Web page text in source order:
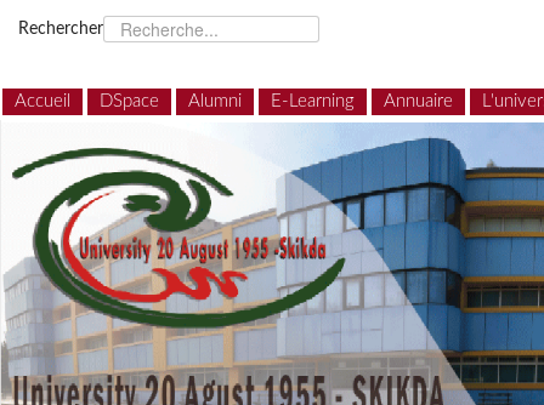
Rechercher
Accueil DSpace Alumni E-Learning Annuaire